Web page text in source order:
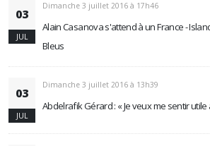
03
JUL
Dimanche 3 juillet 2016 à 17h46
Alain Casanova s'attend à un France -
Bleus
03
JUL
Dimanche 3 juillet 2016 à 13h39
Abdelrafik Gérard : « Je veux me sentir utile